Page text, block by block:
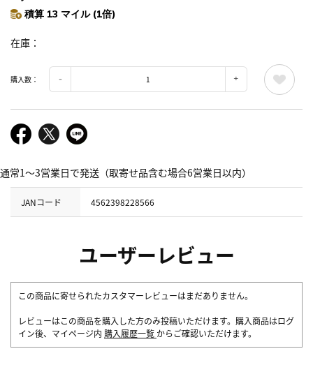
積算 13 マイル (1倍)
在庫
購入数：
通常1～3営業日で発送（取寄せ品含む場合6営業日以内）
JANコード 4562398228566
ユーザーレビュー
この商品に寄せられたカスタマーレビューはまだありません。
レビューはこの商品を購入した方のみ投稿いただけます。購入商品はログ
イン後、マイページ内 購入履歴一覧 からご確認いただけます。